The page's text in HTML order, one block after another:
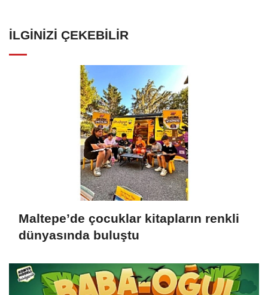
İLGINIZI ÇEKEBILIR
Maltepe’de çocuklar kitapların renkli
dünyasında buluştu